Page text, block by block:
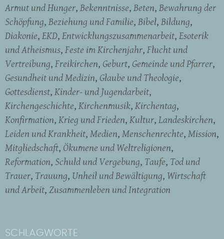
Armut und Hunger Bekenntnisse Beten Bewahrung der
Schöpfung Beziehung und Familie Bibel Bildung
Diakonie EKD Entwicklungszusammenarbeit Esoterik
und Atheismus Feste im Kirchenjahr Flucht und
Vertreibung Freikirchen Geburt Gemeinde und Pfarrer
Gesundheit und Medizin Glaube und Theologie
Gottesdienst Kinder- und Jugendarbeit
Kirchengeschichte Kirchenmusik Kirchentag
Konfirmation Krieg und Frieden Kultur Landeskirchen
Leiden und Krankheit Medien Menschenrechte Mission
Mitgliedschaft Ökumene und Weltreligionen
Reformation Schuld und Vergebung Taufe Tod und
Trauer Trauung Unheil und Bewältigung Wirtschaft
und Arbeit Zusammenleben und Integration
SCHLAGWORTE